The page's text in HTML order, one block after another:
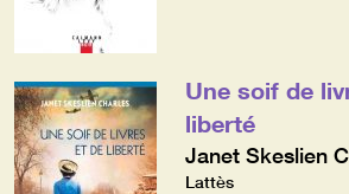
Une soif de
liberté
Janet Skeslien
Lattès